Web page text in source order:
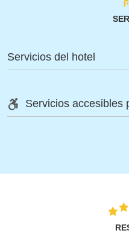
Servicios del hotel
Servicios accesibles